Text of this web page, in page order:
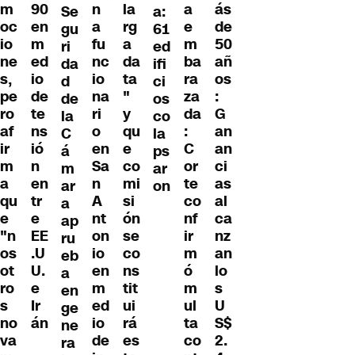
m
oc
io
ne
s,
pe
ro
af
ir
m
a
qu
e
"n
os
ot
ro
s
no
va
90
en
m
ed
io
de
te
ns
ió
n
en
tr
e
EE
.U
U.
e
Ir
án
Se
gu
ri
da
d
de
la
C
á
m
ar
a
ap
ru
eb
a
en
ge
ne
ra
n
a
fu
nc
io
na
ri
o
en
Sa
n
A
nt
on
io
en
m
ed
io
de
la
rg
a
da
ta
"
y
qu
e
co
mi
si
ón
se
co
ns
tit
ui
rá
es
a:
61
ed
ifi
ci
os
co
la
ps
ar
on
a
e
m
ba
ra
za
da
:
C
or
te
co
nf
ir
m
ó
m
ul
ta
co
ás
de
50
añ
os
:
G
an
an
ci
as
al
ca
nz
an
lo
s
U
S$
2.